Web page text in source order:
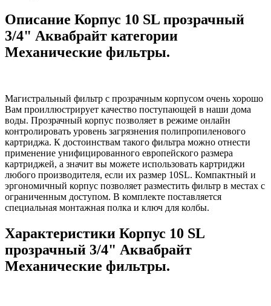
Описание Корпус 10 SL прозрачный
3/4" Аквабрайт категории
Механические фильтры.
Магистральный фильтр с прозрачным корпусом очень хорошо
Вам проиллюстрирует качество поступающей в наши дома
воды. Прозрачный корпус позволяет в режиме онлайн
контролировать уровень загрязнения полипропиленового
картриджа. К достоинствам такого фильтра можно отнести
применение унифицированного европейского размера
картриджей, а значит вы можете использовать картриджи
любого производителя, если их размер 10SL. Компактный и
эргономичный корпус позволяет разместить фильтр в местах с
ограниченным доступом. В комплекте поставляется
специальная монтажная полка и ключ для колбы.
Характеристики Корпус 10 SL
прозрачный 3/4" Аквабрайт
Механические фильтры.